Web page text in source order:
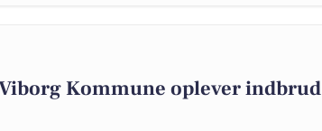
Kommune oplever indbrud